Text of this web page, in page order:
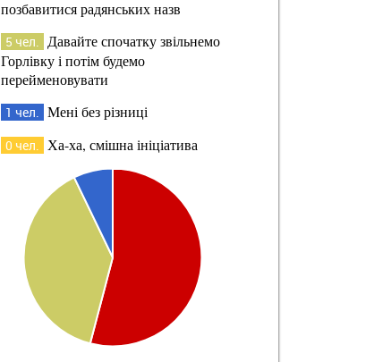
позбавитися радянських назв
5 чел. Давайте спочатку звільнемо
Горлівку і потім будемо
перейменовувати
1 чел. Мені без різниці
0 чел. Ха-ха, смішна ініціатива